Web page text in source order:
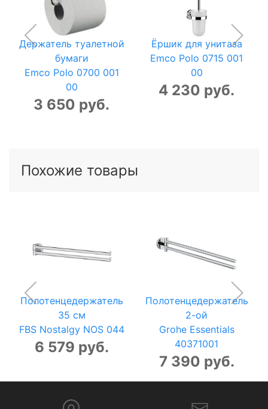
Держатель туалетной
бумаги
Emco Polo 0700 001
00
3 650 руб.
Ёршик для унитаза
Emco Polo 0715 001
00
4 230 руб.
Похожие товары
Полотенцедержатель
35 см
FBS Nostalgy NOS 044
6 579 руб.
Полотенцедержатель
2-ой
Grohe Essentials
40371001
7 390 руб.